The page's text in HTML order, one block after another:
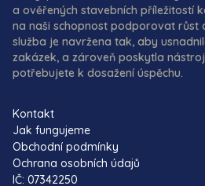
a ověřených stavebních příležitostí
na naši schopnost podporovat růst
služba je navržena tak, aby
zakázek, a zároveň poskytla
potřebujete k dosažení úspěchu.
Kontakt
Jak fungujeme
Obchodní podmínky
Ochrana osobních údajů
IČ: 07342250